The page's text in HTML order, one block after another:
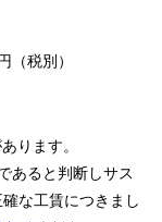
税別）
ります。
あると判断しサス
な工賃につきまし